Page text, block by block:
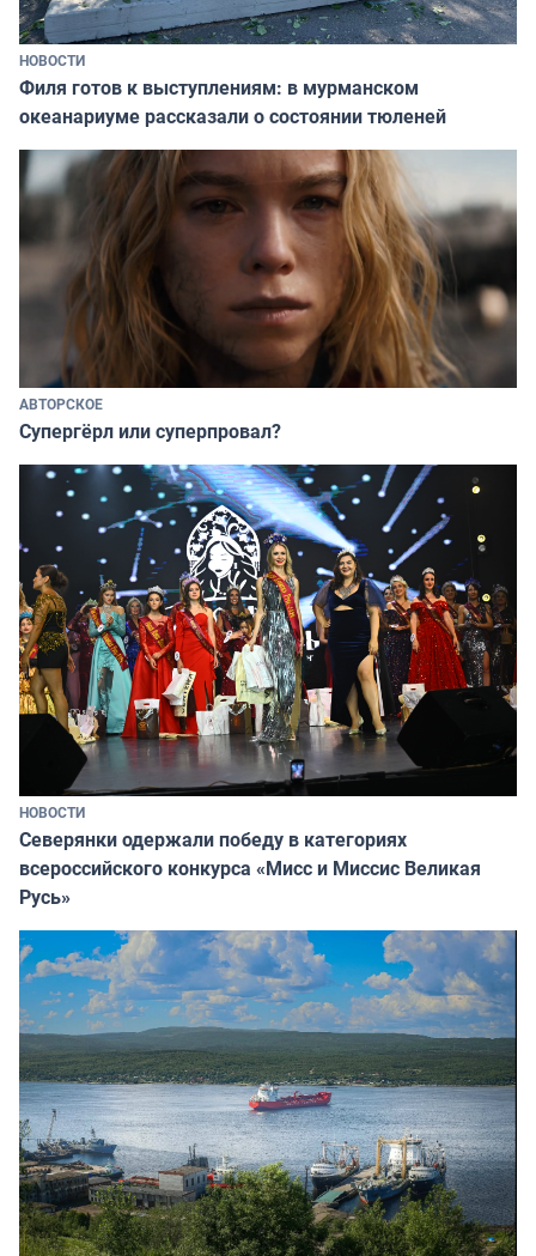
НОВОСТИ
Филя готов к выступлениям: в мурманском
океанариуме рассказали о состоянии тюленей
АВТОРСКОЕ
Супергёрл или суперпровал?
НОВОСТИ
Северянки одержали победу в категориях
всероссийского конкурса «Мисс и Миссис Великая
Русь»